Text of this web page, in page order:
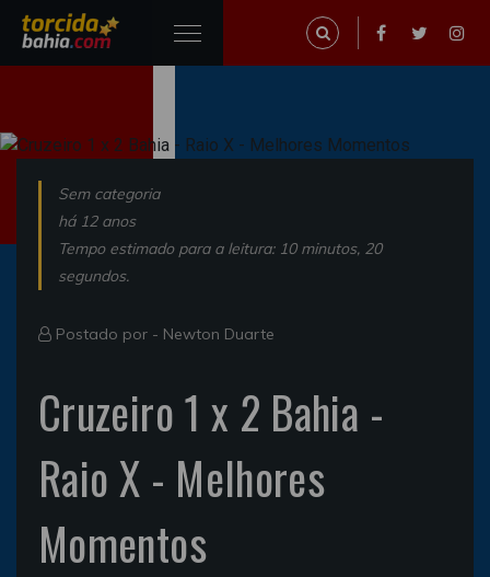
Sem categoria
há 12 anos
Tempo estimado para a leitura: 10 minutos, 20
segundos.
Postado por - Newton Duarte
Cruzeiro 1 x 2 Bahia -
Raio X - Melhores
Momentos